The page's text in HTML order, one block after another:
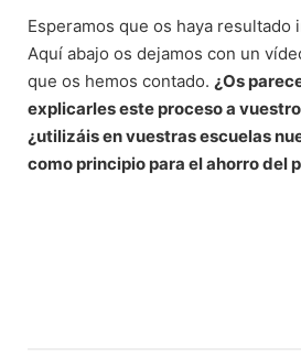
Esperamos que os haya resultado
Aquí abajo os dejamos con un
que os hemos contado. ¿Os
explicarles este proceso a
¿utilizáis en vuestras escuelas
como principio para el ahorro del